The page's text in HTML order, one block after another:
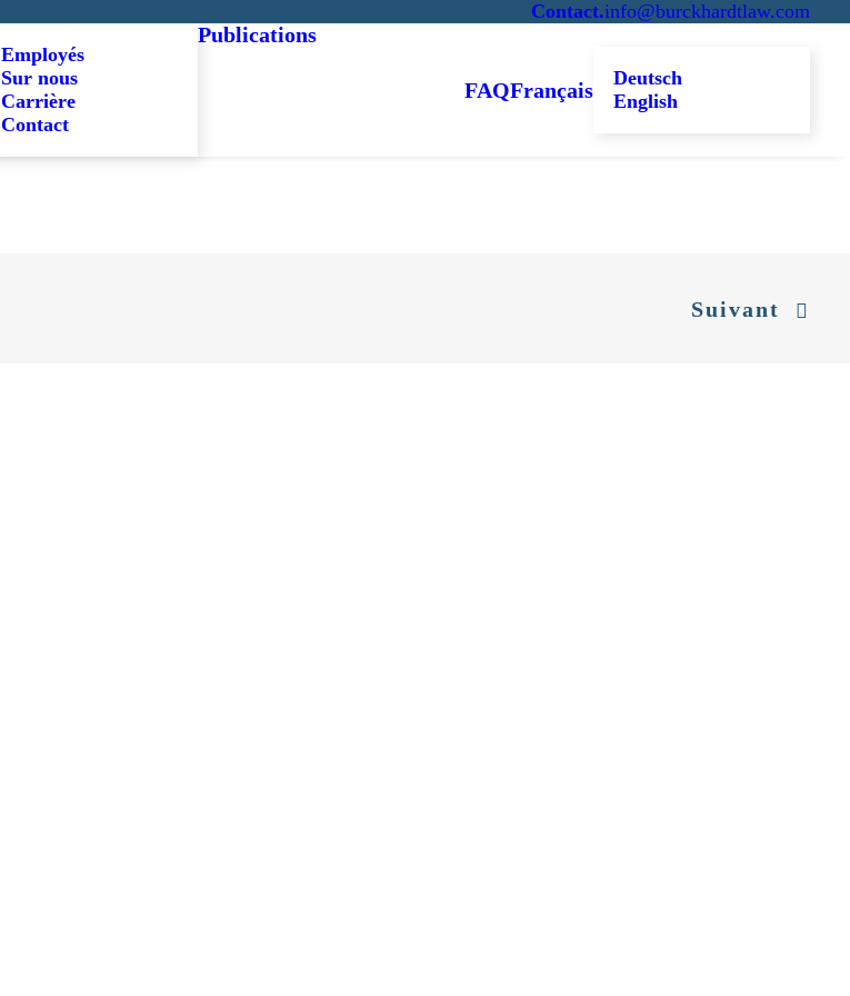
Contact.info@burckhardtlaw.com
Employés
Sur nous
Carrière
Contact
Publications
FAQFrançais
Deutsch
English
Suivant